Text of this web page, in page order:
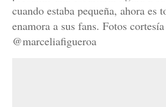
cuando estaba pequeña, ahora es
enamora a sus fans. Fotos
@marceliafigueroa